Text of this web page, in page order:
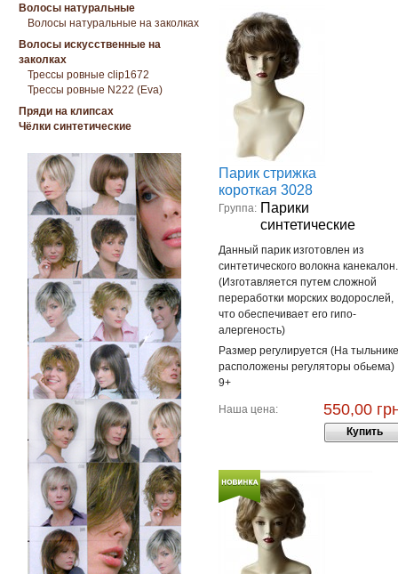
Волосы натуральные
Волосы натуральные на заколках
Волосы искусственные на
заколках
Трессы ровные clip1672
Трессы ровные N222 (Eva)
Пряди на клипсах
Чёлки синтетические
Парик стрижка
короткая 3028
Группа: Парики
синтетические
Данный парик изготовлен из
синтетического волокна канекалон.
(Изготавляется путем сложной
переработки морских водорослей,
что обеспечивает его гипо-
алергеность)
Размер регулируется (На тыльнике
расположены регуляторы обьема)
9+
Наша цена: 550,00
Купить